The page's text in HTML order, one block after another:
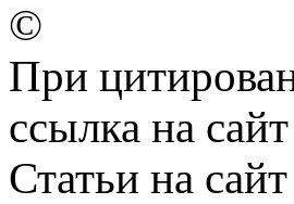
©
При
ссылка на
Статьи на